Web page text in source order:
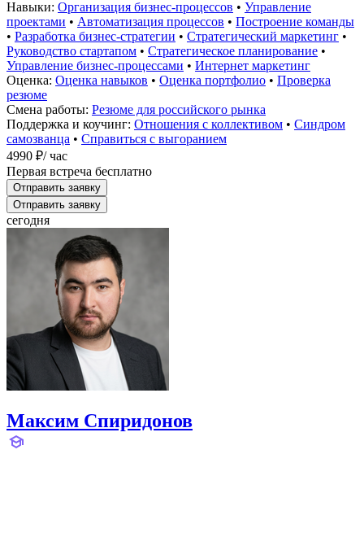
Навыки: Организация бизнес-процессов • Управление
проектами • Автоматизация процессов • Построение команды
• Разработка бизнес-стратегии • Стратегический маркетинг •
Руководство стартапом • Стратегическое планирование •
Управление бизнес-процессами • Интернет маркетинг
Оценка: Оценка навыков • Оценка портфолио • Проверка
резюме
Смена работы: Резюме для российского рынка
Поддержка и коучинг: Отношения с коллективом • Синдром
самозванца • Справиться с выгоранием
4990 ₽/ час
Первая встреча бесплатно
Отправить заявку
Отправить заявку
сегодня
Максим Спиридонов